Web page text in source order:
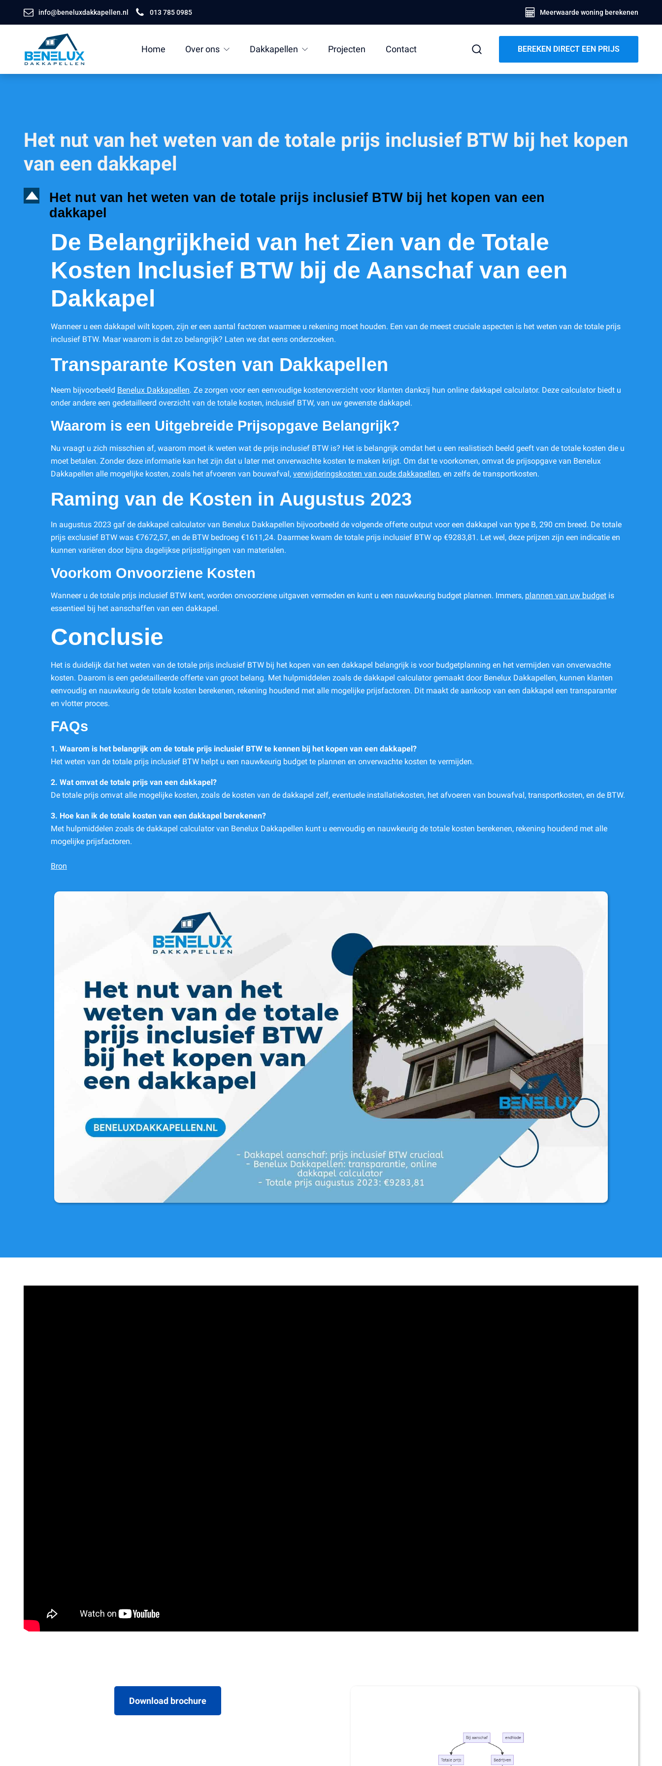
info@beneluxdakkapellen.nl 013 785 0985 Meerwaarde woning berekenen
Home Over ons Dakkapellen Projecten Contact BEREKEN DIRECT EEN PRIJS
Het nut van het weten van de totale prijs inclusief BTW bij het kopen
van een dakkapel
D
Het nut van het weten van de totale prijs inclusief BTW bij het kopen van een
dakkapel
De Belangrijkheid van het Zien van de Totale
Kosten Inclusief BTW bij de Aanschaf van een
Dakkapel
Wanneer u een dakkapel wilt kopen, zijn er een aantal factoren waarmee u rekening moet houden. Een van de meest cruciale aspecten is het weten van de totale prijs
inclusief BTW. Maar waarom is dat zo belangrijk? Laten we dat eens onderzoeken.
Transparante Kosten van Dakkapellen
Neem bijvoorbeeld Benelux Dakkapellen. Ze zorgen voor een eenvoudige kostenoverzicht voor klanten dankzij hun online dakkapel calculator. Deze calculator biedt u
onder andere een gedetailleerd overzicht van de totale kosten, inclusief BTW, van uw gewenste dakkapel.
Waarom is een Uitgebreide Prijsopgave Belangrijk?
Nu vraagt u zich misschien af, waarom moet ik weten wat de prijs inclusief BTW is? Het is belangrijk omdat het u een realistisch beeld geeft van de totale kosten die u
moet betalen. Zonder deze informatie kan het zijn dat u later met onverwachte kosten te maken krijgt. Om dat te voorkomen, omvat de prijsopgave van Benelux
Dakkapellen alle mogelijke kosten, zoals het afvoeren van bouwafval, verwijderingskosten van oude dakkapellen, en zelfs de transportkosten.
Raming van de Kosten in Augustus 2023
In augustus 2023 gaf de dakkapel calculator van Benelux Dakkapellen bijvoorbeeld de volgende offerte output voor een dakkapel van type B, 290 cm breed. De totale
prijs exclusief BTW was €7672,57, en de BTW bedroeg €1611,24. Daarmee kwam de totale prijs inclusief BTW op €9283,81. Let wel, deze prijzen zijn een indicatie en
kunnen variëren door bijna dagelijkse prijsstijgingen van materialen.
Voorkom Onvoorziene Kosten
Wanneer u de totale prijs inclusief BTW kent, worden onvoorziene uitgaven vermeden en kunt u een nauwkeurig budget plannen. Immers, plannen van uw budget is
essentieel bij het aanschaffen van een dakkapel.
Conclusie
Het is duidelijk dat het weten van de totale prijs inclusief BTW bij het kopen van een dakkapel belangrijk is voor budgetplanning en het vermijden van onverwachte
kosten. Daarom is een gedetailleerde offerte van groot belang. Met hulpmiddelen zoals de dakkapel calculator gemaakt door Benelux Dakkapellen, kunnen klanten
eenvoudig en nauwkeurig de totale kosten berekenen, rekening houdend met alle mogelijke prijsfactoren. Dit maakt de aankoop van een dakkapel een transparanter
en vlotter proces.
FAQs
1. Waarom is het belangrijk om de totale prijs inclusief BTW te kennen bij het kopen van een dakkapel?
Het weten van de totale prijs inclusief BTW helpt u een nauwkeurig budget te plannen en onverwachte kosten te vermijden.
2. Wat omvat de totale prijs van een dakkapel?
De totale prijs omvat alle mogelijke kosten, zoals de kosten van de dakkapel zelf, eventuele installatiekosten, het afvoeren van bouwafval, transportkosten, en de BTW.
3. Hoe kan ik de totale kosten van een dakkapel berekenen?
Met hulpmiddelen zoals de dakkapel calculator van Benelux Dakkapellen kunt u eenvoudig en nauwkeurig de totale kosten berekenen, rekening houdend met alle
mogelijke prijsfactoren.
Bron
Download brochure